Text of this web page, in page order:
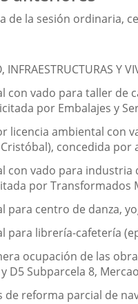
la sesión ordinaria,
Y
con vado para taller de
por Embalajes y
licencia ambiental con
Cristóbal), concedida
con vado para
por Transformados
centro de danza,
librería-cafetería
ocupación de las
D5 Subparcela 8,
de reforma parcial de